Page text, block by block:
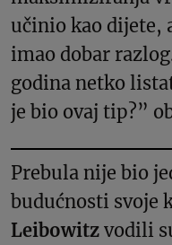
učinio kao dijete,
imao dobar
godina netko
je bio ovaj tip?”
Prebula nije bio
budućnosti svoje
Leibowitz vodili